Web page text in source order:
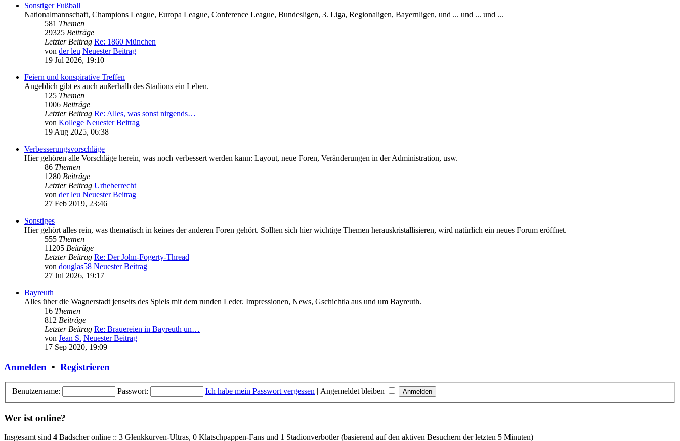
Sonstiger Fußball
Nationalmannschaft, Champions League, Europa League, Conference League, Bundesligen, 3. Liga, Regionaligen, Bayernligen, und ... und ... und ...
581 Themen
29325 Beiträge
Letzter Beitrag Re: 1860 München
von der leu Neuester Beitrag
19 Jul 2026, 19:10
Feiern und konspirative Treffen
Angeblich gibt es auch außerhalb des Stadions ein Leben.
125 Themen
1006 Beiträge
Letzter Beitrag Re: Alles, was sonst nirgends…
von Kollege Neuester Beitrag
19 Aug 2025, 06:38
Verbesserungsvorschläge
Hier gehören alle Vorschläge herein, was noch verbessert werden kann: Layout, neue Foren, Veränderungen in der Administration, usw.
86 Themen
1280 Beiträge
Letzter Beitrag Urheberrecht
von der leu Neuester Beitrag
27 Feb 2019, 23:46
Sonstiges
Hier gehört alles rein, was thematisch in keines der anderen Foren gehört. Sollten sich hier wichtige Themen herauskristallisieren, wird natürlich ein neues Forum eröffnet.
555 Themen
11205 Beiträge
Letzter Beitrag Re: Der John-Fogerty-Thread
von douglas58 Neuester Beitrag
27 Jul 2026, 19:17
Bayreuth
Alles über die Wagnerstadt jenseits des Spiels mit dem runden Leder. Impressionen, News, Gschichtla aus und um Bayreuth.
16 Themen
812 Beiträge
Letzter Beitrag Re: Brauereien in Bayreuth un…
von Jean S. Neuester Beitrag
17 Sep 2020, 19:09
Anmelden • Registrieren
Benutzername: Passwort: Ich habe mein Passwort vergessen | Angemeldet bleiben
Wer ist online?
Insgesamt sind 4 Badscher online :: 3 Glenkkurven-Ultras, 0 Klatschpappen-Fans und 1 Stadionverbotler (basierend auf den aktiven Besuchern der letzten 5 Minuten)